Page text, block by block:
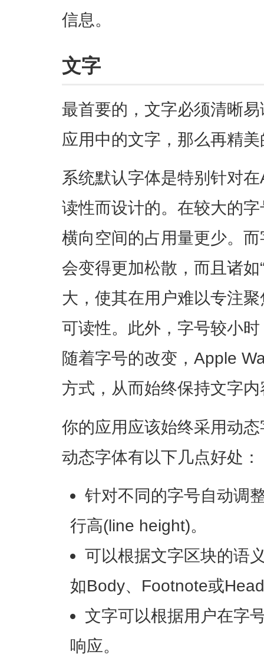
信息。
文字
最首要的，文字必须清晰
应用中的文字，那么再精
系统默认字体是特别针对
读性而设计的。在较大的
横向空间的占用量更少。
会变得更加松散，而且诸如
大，使其在用户难以专注
可读性。此外，字号较小
随着字号的改变，Apple
方式，从而始终保持文字
你的应用应该始终采用动
动态字体有以下几点好处：
针对不同的字号自动调
行高(line height)。
可以根据文字区块的语
如Body、Footnote或
文字可以根据用户在字
响应。